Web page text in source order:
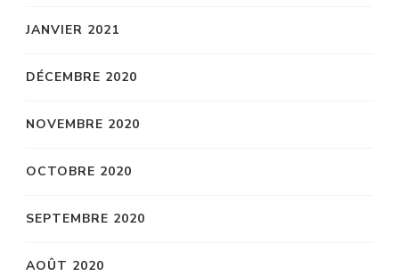
JANVIER 2021
DÉCEMBRE 2020
NOVEMBRE 2020
OCTOBRE 2020
SEPTEMBRE 2020
AOÛT 2020